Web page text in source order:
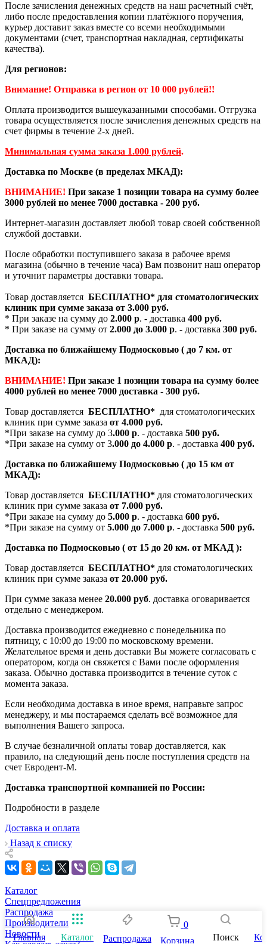
После зачисления денежных средств на наш расчетный счёт,
либо после предоставления копии платёжного поручения,
курьер доставит заказ вместе со всеми необходимыми
документами (счет, транспортная накладная, сертификаты
качества).
Для регионов:
Внимание! Отправка в регион от 10 000 рублей!!
Оплата производится вышеуказанными способами. Отгрузка
товара осуществляется после зачисления денежных средств на
счет фирмы в течение 2-х дней.
Минимальная сумма заказа 1.000 рублей.
Доставка по Москве (в пределах МКАД):
ВНИМАНИЕ! При заказе 1 позиции товара на сумму более
3000 рублей но менее 7000 доставка - 200 руб.
Интернет-магазин доставляет любой товар своей собственной
службой доставки.
После обработки поступившего заказа в рабочее время
магазина (обычно в течение часа) Вам позвонит наш оператор
и уточнит параметры доставки товара.
Товар доставляется БЕСПЛАТНО* для стоматологических
клиник при сумме заказа от 3.000 руб.
* При заказе на сумму до 2.000 р. - доставка 400 руб.
* При заказе на сумму от 2.000 до 3.000 р. - доставка 300 руб.
Доставка по ближайшему Подмосковью ( до 7 км. от
МКАД):
ВНИМАНИЕ! При заказе 1 позиции товара на сумму более
4000 рублей но менее 7000 доставка - 300 руб.
Товар доставляется БЕСПЛАТНО* для стоматологических
клиник при сумме заказа от 4.000 руб.
*При заказе на сумму до 3.000 р. - доставка 500 руб.
*При заказе на сумму от 3.000 до 4.000 р. - доставка 400 руб.
Доставка по ближайшему Подмосковью ( до 15 км от
МКАД):
Товар доставляется БЕСПЛАТНО* для стоматологических
клиник при сумме заказа от 7.000 руб.
*При заказе на сумму до 5.000 р. - доставка 600 руб.
*При заказе на сумму от 5.000 до 7.000 р. - доставка 500 руб.
Доставка по Подмосковью ( от 15 до 20 км. от МКАД ):
Товар доставляется БЕСПЛАТНО* для стоматологических
клиник при сумме заказа от 20.000 руб.
При сумме заказа менее 20.000 руб. доставка оговаривается
отдельно с менеджером.
Доставка производится ежедневно с понедельника по
пятницу, с 10:00 до 19:00 по московскому времени.
Желательное время и день доставки Вы можете согласовать с
оператором, когда он свяжется с Вами после оформления
заказа. Обычно доставка производится в течение суток с
момента заказа.
Если необходима доставка в иное время, направьте запрос
менеджеру, и мы постараемся сделать всё возможное для
выполнения Вашего запроса.
В случае безналичной оплаты товар доставляется, как
правило, на следующий день после поступления средств на
счет Евродент-М.
Доставка транспортной компанией по России:
Подробности в разделе
Доставка и оплата
Назад к списку
Каталог
Спецпредложения
Распродажа
Производители
Новости
Главная Каталог Распродажа
0
Корзина
Поиск